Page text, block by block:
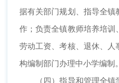
据有关部门规划、指导全镇
作；负责全镇教师培养培训
劳动工资、考核、退休、
构编制部门办理中小学编制。
（四）指导和管理全镇